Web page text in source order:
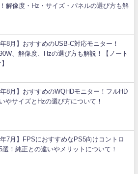
解像度・Hz・サイズ・パネルの選び方も解
年8月】おすすめのUSB-C対応モニター！
、解像度、Hzの選び方も解説！【ノート
年8月】おすすめのWQHDモニター！フルHD
やサイズとHzの選び方について！
年7月】FPSにおすすめなPS5向けコントロ
選！純正との違いやメリットについて！